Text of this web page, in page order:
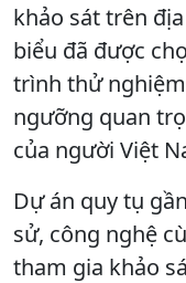
khảo sát trên
biểu đã được
trình thử
ngưỡng quan
của người Việt
Dự án quy tụ
sử, công nghệ
tham gia khảo